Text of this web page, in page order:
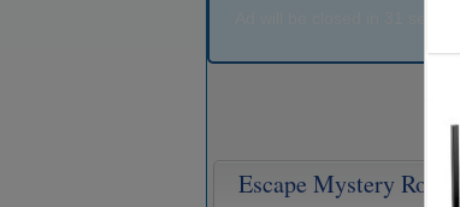
Escape Mystery Room